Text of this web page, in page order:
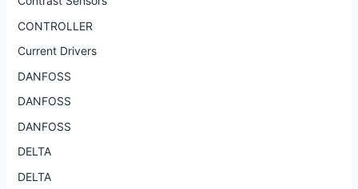
CONTROLLER
Current Drivers
DANFOSS
DANFOSS
DANFOSS
DELTA
DELTA